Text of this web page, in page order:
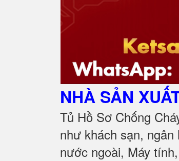
NHÀ SẢN
Tủ Hồ Sơ Chống
như khách sạn,
nước ngoài, Máy